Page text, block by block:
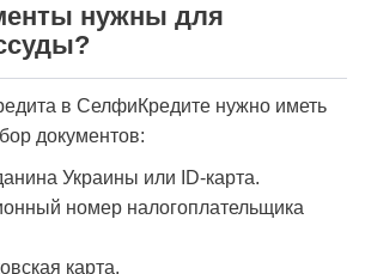
нужны для
в СелфиКредите нужно иметь
документов:
Украины или ID-карта.
номер налогоплательщика
карта.